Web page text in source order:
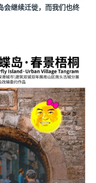
会继续迁徙，而我们也终